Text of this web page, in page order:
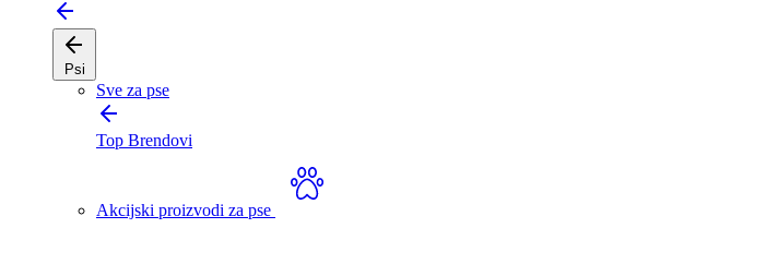
Psi
Sve za pse
Top Brendovi
Akcijski proizvodi za pse